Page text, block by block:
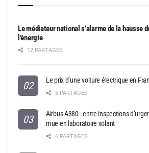
Le médiateur national s’alarme de la hausse
l’énergie
12 PARTAGES
Le prix d’une voiture électrique en
5 PARTAGES
Airbus A380 : entre inspections
mue en laboratoire volant
6 PARTAGES